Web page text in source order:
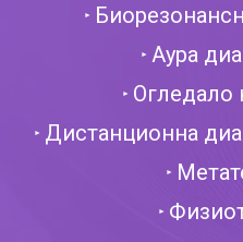
Аура
Огледало
Дистанционна